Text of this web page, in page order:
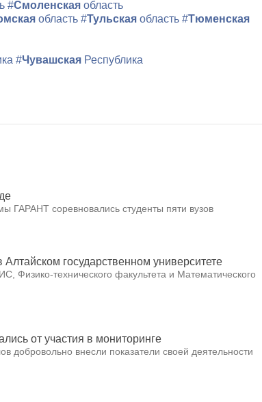
#Смоленская область
область #Тульская область #Тюменская
#Чувашская Республика
ГАРАНТ соревновались студенты пяти вузов
государственном университете
технического факультета и Математического
от участия в мониторинге
добровольно внесли показатели своей деятельности